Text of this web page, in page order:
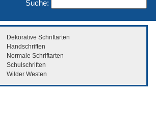
Suche:
Dekorative Schriftarten
Handschriften
Normale Schriftarten
Schulschriften
Wilder Westen